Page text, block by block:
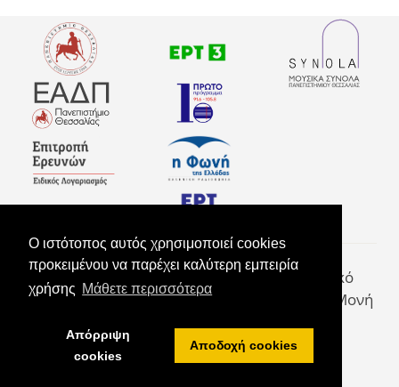
O ιστότοπος αυτός χρησιμοποιεί cookies
προκειμένου να παρέχει καλύτερη εμπειρία
χρήσης Μάθετε περισσότερα
Απόρριψη
cookies
Αποδοχή cookies
Φεστιβάλ Πάου | Συνεδριακό & Πολιτιστικό
Κέντρο Πανεπιστημίου Θεσσαλίας |
Παλαιά Μονή